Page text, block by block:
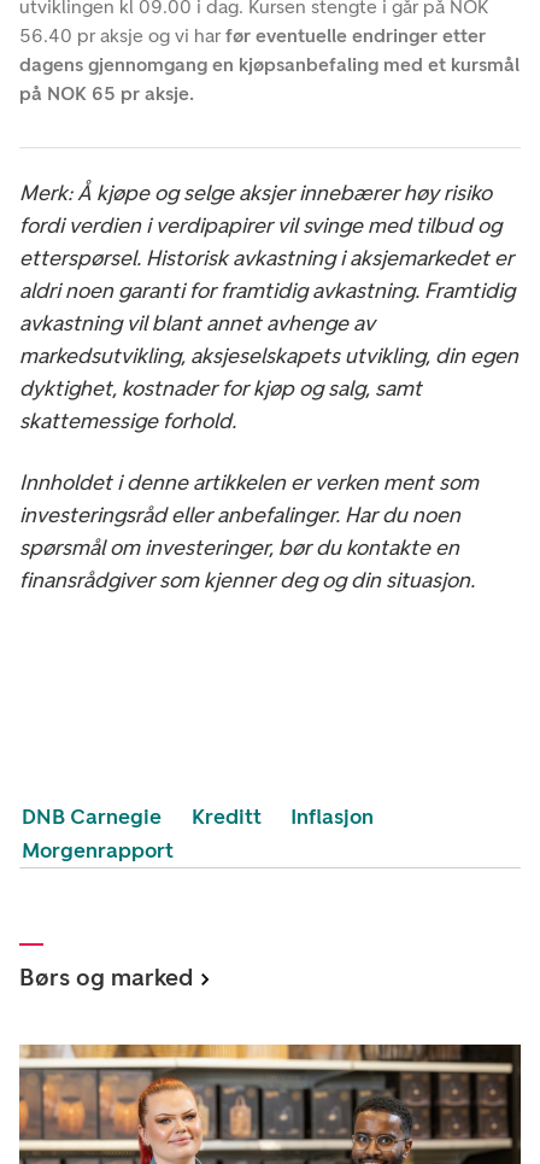
utviklingen kl 09.00 i dag. Kursen stengte i går på NOK
56.40 pr aksje og vi har før eventuelle endringer etter
dagens gjennomgang en kjøpsanbefaling med et kursmål
på NOK 65 pr aksje.
Merk: Å kjøpe og selge aksjer innebærer høy risiko
fordi verdien i verdipapirer vil svinge med tilbud og
etterspørsel. Historisk avkastning i aksjemarkedet er
aldri noen garanti for framtidig avkastning. Framtidig
avkastning vil blant annet avhenge av
markedsutvikling, aksjeselskapets utvikling, din egen
dyktighet, kostnader for kjøp og salg, samt
skattemessige forhold.
Innholdet i denne artikkelen er verken ment som
investeringsråd eller anbefalinger. Har du noen
spørsmål om investeringer, bør du kontakte en
finansrådgiver som kjenner deg og din situasjon.
DNB Carnegie Kreditt
Inflasjon
Morgenrapport
Børs og marked